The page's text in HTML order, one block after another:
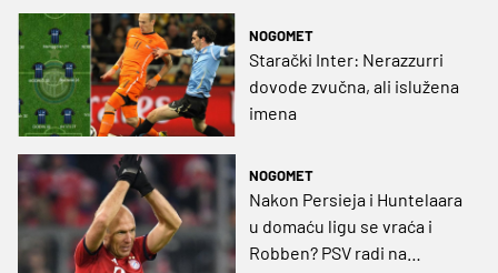
NOGOMET
Starački Inter: Nerazzurri
dovode zvučna, ali islužena
imena
NOGOMET
Nakon Persieja i Huntelaara
u domaću ligu se vraća i
Robben? PSV radi na